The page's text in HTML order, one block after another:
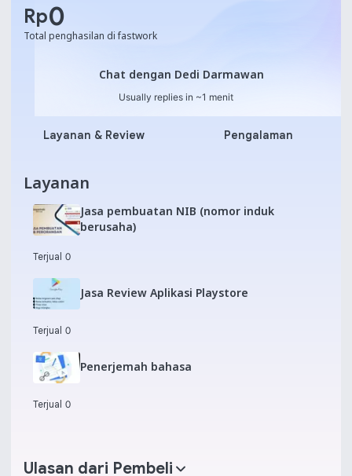
Rp0
Total penghasilan di fastwork
Chat dengan Dedi
Chat dengan Dedi Darmawan
Usually replies in ~1 menit
Layanan & Review Pengalaman
Layanan
Jasa pembuatan NIB (nomor induk
berusaha)
Terjual 0
Jasa Review Aplikasi Playstore
Terjual 0
Penerjemah bahasa
Terjual 0
Ulasan dari Pembeli